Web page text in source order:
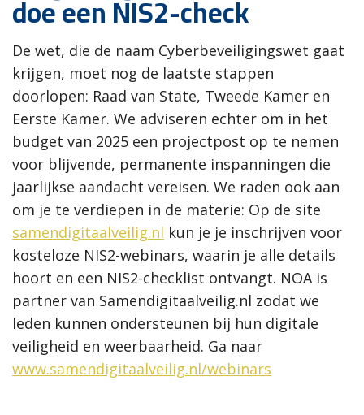
doe een NIS2-check
De wet, die de naam Cyberbeveiligingswet gaat
krijgen, moet nog de laatste stappen
doorlopen: Raad van State, Tweede Kamer en
Eerste Kamer. We adviseren echter om in het
budget van 2025 een projectpost op te nemen
voor blijvende, permanente inspanningen die
jaarlijkse aandacht vereisen. We raden ook aan
om je te verdiepen in de materie: Op de site
samendigitaalveilig.nl kun je je inschrijven voor
kosteloze NIS2-webinars, waarin je alle details
hoort en een NIS2-checklist ontvangt. NOA is
partner van Samendigitaalveilig.nl zodat we
leden kunnen ondersteunen bij hun digitale
veiligheid en weerbaarheid. Ga naar
www.samendigitaalveilig.nl/webinars